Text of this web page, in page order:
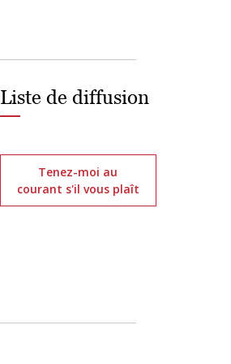
Liste de diffusion
Tenez-moi au
courant s'il vous plaît